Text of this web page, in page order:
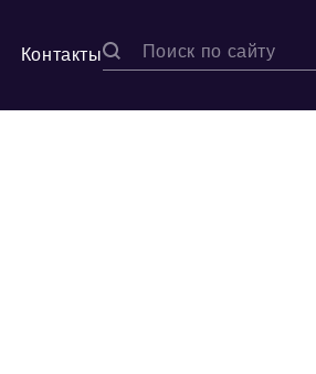
Контакты